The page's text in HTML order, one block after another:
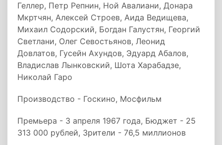
Геллер, Петр Репнин, Ной Авалиани, Донара
Мкртчян, Алексей Строев, Аида Ведищева,
Михаил Содорский, Богдан Галустян, Георгий
Светлани, Олег Севостьянов, Леонид
Довлатов, Гусейн Ахундов, Эдуард Абалов,
Владислав Лынковский, Шота Харабадзе,
Николай Гаро
Производство - Госкино, Мосфильм
Премьера - 3 апреля 1967 года, Бюджет - 25
313 000 рублей, Зрители - 76,5 миллионов